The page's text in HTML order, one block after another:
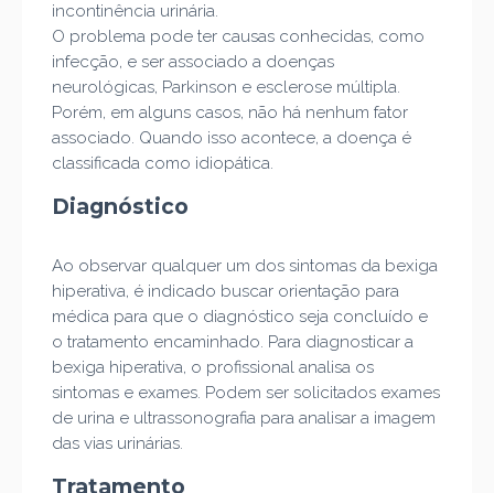
incontinência urinária.
O problema pode ter causas conhecidas, como
infecção, e ser associado a doenças
neurológicas, Parkinson e esclerose múltipla.
Porém, em alguns casos, não há nenhum fator
associado. Quando isso acontece, a doença é
classificada como idiopática.
Diagnóstico
Ao observar qualquer um dos sintomas da bexiga
hiperativa, é indicado buscar orientação para
médica para que o diagnóstico seja concluído e
o tratamento encaminhado. Para diagnosticar a
bexiga hiperativa, o profissional analisa os
sintomas e exames. Podem ser solicitados exames
de urina e ultrassonografia para analisar a imagem
das vias urinárias.
Tratamento